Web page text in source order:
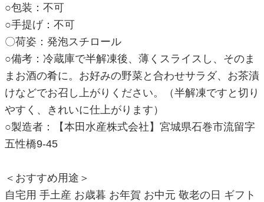
○包装：不可
○手提げ：不可
〇荷姿：発泡スチロール
○備考：冷蔵庫で半解凍後、薄くスライスし、そのま
まお酒の肴に。お好みの野菜と合わせサラダ、お茶漬
けなどでお召し上がりください。（半解凍ですと切り
やすく、きれいに仕上がります）
○製造者：【本田水産株式会社】宮城県石巻市流留字
五性橋9-45
＜おすすめ用途＞
自宅用 手土産 お歳暮 お年賀 お中元 敬老の日 ギフト